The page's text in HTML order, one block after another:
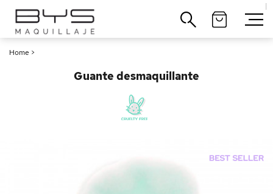
|
Home >
Guante desmaquillante
Cerrar